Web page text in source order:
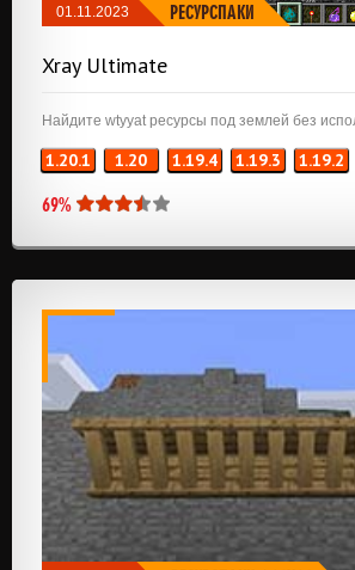
01.11.2023 РЕСУРСПАКИ
Xray Ultimate
Найдите wtyyat ресурсы под землей без
1.20.1 1.20 1.19.4 1.19.3 1.19.2
69%